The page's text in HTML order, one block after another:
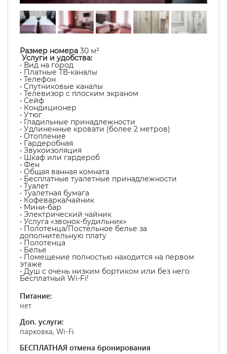
Размер номера 30 м²
Услуги и удобства:
• Вид на город
• Платные ТВ-каналы
• Телефон
• Спутниковые каналы
• Телевизор с плоским экраном
• Сейф
• Кондиционер
• Утюг
• Гладильные принадлежности
• Удлиненные кровати (более 2 метров)
• Отопление
• Гардеробная
• Звукоизоляция
• Шкаф или гардероб
• Фен
• Общая ванная комната
• Бесплатные туалетные принадлежности
• Туалет
• Туалетная бумага
• Кофеварка/чайник
• Мини-бар
• Электрический чайник
• Услуга «звонок-будильник»
• Полотенца/Постельное белье за
дополнительную плату
• Полотенца
• Белье
• Помещение полностью находится на первом
этаже
• Душ с очень низким бортиком или без него
Бесплатный Wi-Fi!
Питание:
нет
Доп. услуги:
парковка, Wi-Fi
БЕСПЛАТНАЯ отмена бронирования